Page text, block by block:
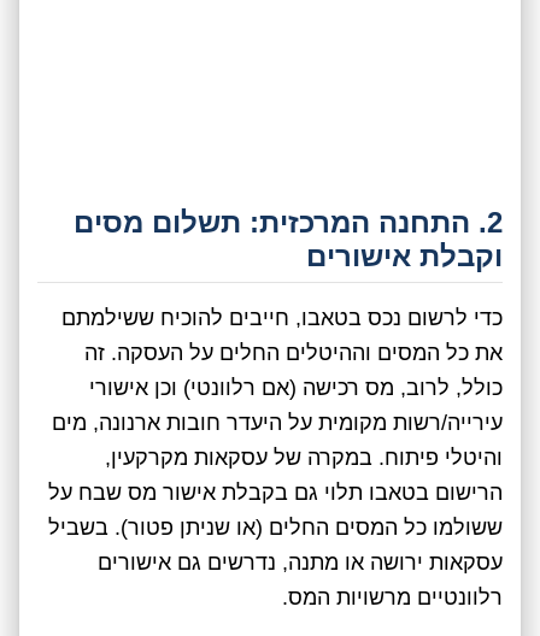
2. התחנה המרכזית: תשלום מסים
וקבלת אישורים
כדי לרשום נכס בטאבו, חייבים להוכיח ששילמתם
את כל המסים וההיטלים החלים על העסקה. זה
כולל, לרוב, מס רכישה (אם רלוונטי) וכן אישורי
עירייה/רשות מקומית על היעדר חובות ארנונה, מים
והיטלי פיתוח. במקרה של עסקאות מקרקעין,
הרישום בטאבו תלוי גם בקבלת אישור מס שבח על
ששולמו כל המסים החלים (או שניתן פטור). בשביל
עסקאות ירושה או מתנה, נדרשים גם אישורים
רלוונטיים מרשויות המס.